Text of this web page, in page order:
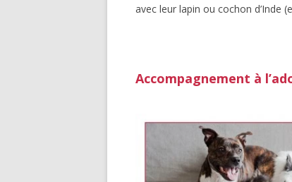
avec leur lapin ou cochon d’Inde
Accompagnement à